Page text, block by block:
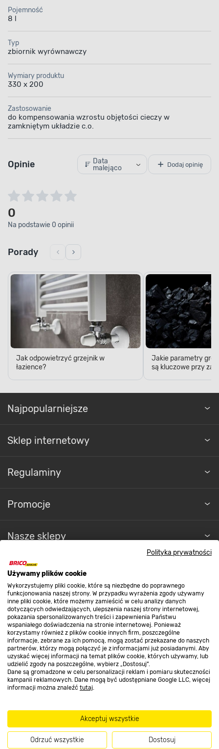
Polityka prywatności
Używamy plików cookie
Wykorzystujemy pliki cookie, które są niezbędne do poprawnego
funkcjonowania naszej strony. W przypadku wyrażenia zgody używamy
inne pliki cookie, które możemy zamieścić w celu analizy danych
dotyczących odwiedzających, ulepszenia naszej strony internetowej,
pokazania spersonalizowanych treści i zapewnienia Państwu
wspaniałego doświadczenia na stronie internetowej. Ponieważ
korzystamy również z plików cookie innych firm, poszczególne
informacje, zebrane za ich pomocą, mogą zostać przekazane do naszych
partnerów, którzy mogą połączyć je z informacjami już posiadanymi. Aby
uzyskać więcej informacji na temat plików cookie, których używamy, lub
udzielić zgody na poszczególne, wybierz „Dostosuj”.
Dane są gromadzone w celu personalizacji reklam i pomiaru skuteczności
kampanii reklamowych. Dane mogą być udostępniane Google LLC, więcej
informacji można znaleźć tutaj.
Akceptuj wszystkie
Odrzuć wszystkie Dostosuj
Pojemność
8 l
Typ
zbiornik wyrównawczy
Wymiary produktu
330 x 200
Zastosowanie
do kompensowania wzrostu objętości cieczy w
zamkniętym układzie c.o.
Opinie
Data
malejąco
Dodaj opinię
0
Na podstawie 0 opinii
Porady
Jak odpowietrzyć grzejnik w
łazience?
Jakie parametry
są kluczowe przy
Najpopularniejsze
Sklep internetowy
Regulaminy
Promocje
Nasze sklepy
O nas
Kontakt do sklepu
Strefa biznesu
Dołącz do nas